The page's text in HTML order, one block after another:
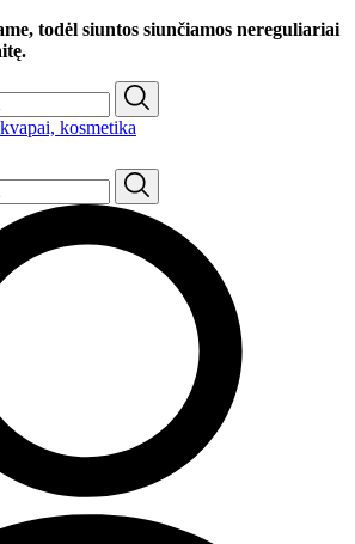
todėl siuntos siunčiamos nereguliariai